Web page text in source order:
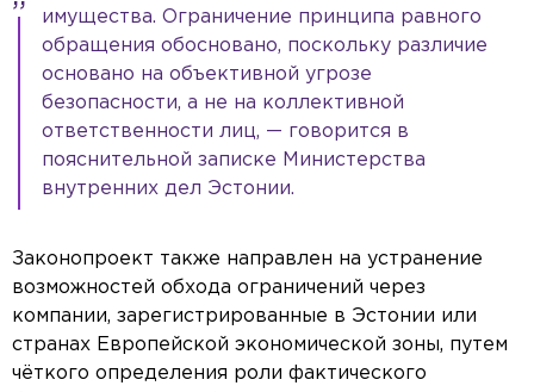
имущества. Ограничение принципа равного
обращения обосновано, поскольку различие
основано на объективной угрозе
безопасности, а не на коллективной
ответственности лиц, — говорится в
пояснительной записке Министерства
внутренних дел Эстонии.
Законопроект также направлен на устранение
возможностей обхода ограничений через
компании, зарегистрированные в Эстонии или
странах Европейской экономической зоны, путем
чёткого определения роли фактического